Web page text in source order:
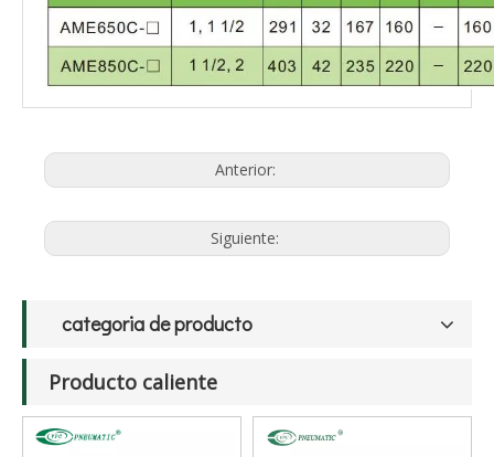
Anterior:
Siguiente:
categoria de producto
Producto caliente